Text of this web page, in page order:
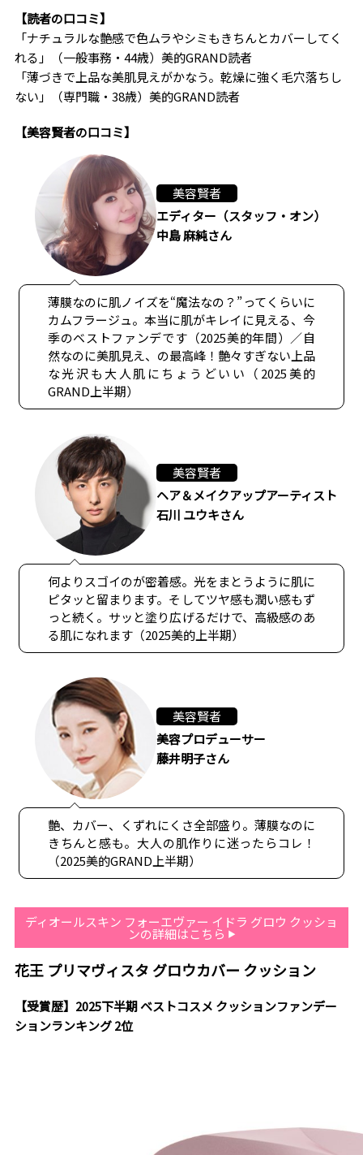
【読者の口コミ】
「ナチュラルな艶感で色ムラやシミもきちんとカバーしてく
れる」（一般事務・44歳）美的GRAND読者
「薄づきで上品な美肌見えがかなう。乾燥に強く毛穴落ちし
ない」（専門職・38歳）美的GRAND読者
【美容賢者の口コミ】
美容賢者
エディター（スタッフ・オン）
中島 麻純さん
薄膜なのに肌ノイズを“魔法なの？”ってくらいに
カムフラージュ。本当に肌がキレイに見える、今
季のベストファンデです（2025美的年間）／自
然なのに美肌見え、の最高峰！艶々すぎない上品
な光沢も大人肌にちょうどいい（2025美的
GRAND上半期）
美容賢者
ヘア＆メイクアップアーティスト
石川 ユウキさん
何よりスゴイのが密着感。光をまとうように肌に
ピタッと留まります。そしてツヤ感も潤い感もず
っと続く。サッと塗り広げるだけで、高級感のあ
る肌になれます（2025美的上半期）
美容賢者
美容プロデューサー
藤井明子さん
艶、カバー、くずれにくさ全部盛り。薄膜なのに
きちんと感も。大人の肌作りに迷ったらコレ！
（2025美的GRAND上半期）
ディオールスキン フォーエヴァー イドラ グロウ クッショ
ンの詳細はこちら
花王 プリマヴィスタ グロウカバー クッション
【受賞歴】2025下半期 ベストコスメ クッションファンデー
ションランキング 2位